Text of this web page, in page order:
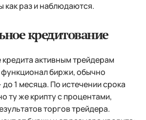
как раз и наблюдаются.
кредитование
активным трейдерам
биржи, обычно
1 месяца. По истечении срока
ту же крипту с процентами,
торгов трейдера.